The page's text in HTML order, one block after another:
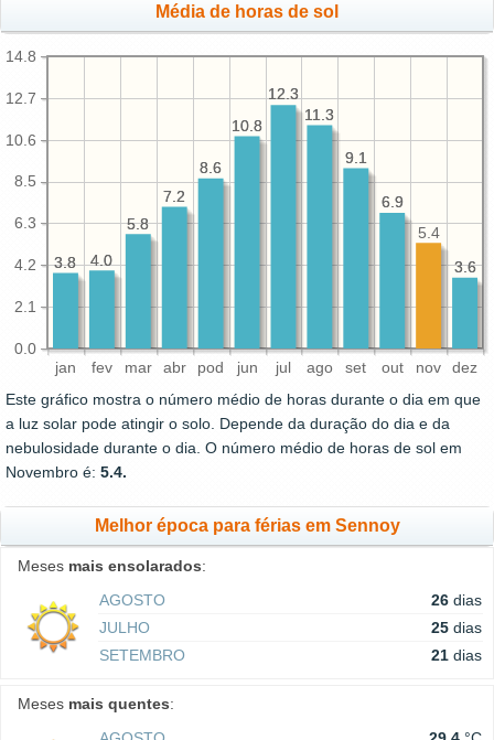
Média de horas de sol
jan fev mar abr pod jun jul ago set out nov dez
0.0
2.1
4.2
6.3
8.5
10.6
12.7
14.8
3.6
6.9
9.1
11.3
12.3
10.8
8.6
7.2
5.8
4.0
3.8 3.6
5.4
6.9
9.1
11.3
12.3
10.8
8.6
7.2
5.8
4.0
3.8
Este gráfico mostra o número médio de horas durante o dia em que
a luz solar pode atingir o solo. Depende da duração do dia e da
nebulosidade durante o dia. O número médio de horas de sol em
Novembro é: 5.4.
Melhor época para férias em Sennoy
Meses mais ensolarados:
AGOSTO
26 dias
JULHO
25 dias
SETEMBRO
21 dias
Meses mais quentes: